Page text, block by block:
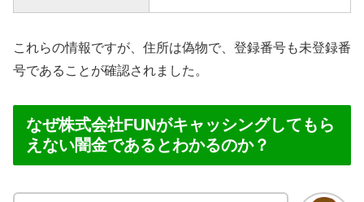
これらの情報ですが、住所は偽物で、登録番号も未登録番
号であることが確認されました。
なぜ株式会社FUNがキャッシングしてもら
えない闇金であるとわかるのか？